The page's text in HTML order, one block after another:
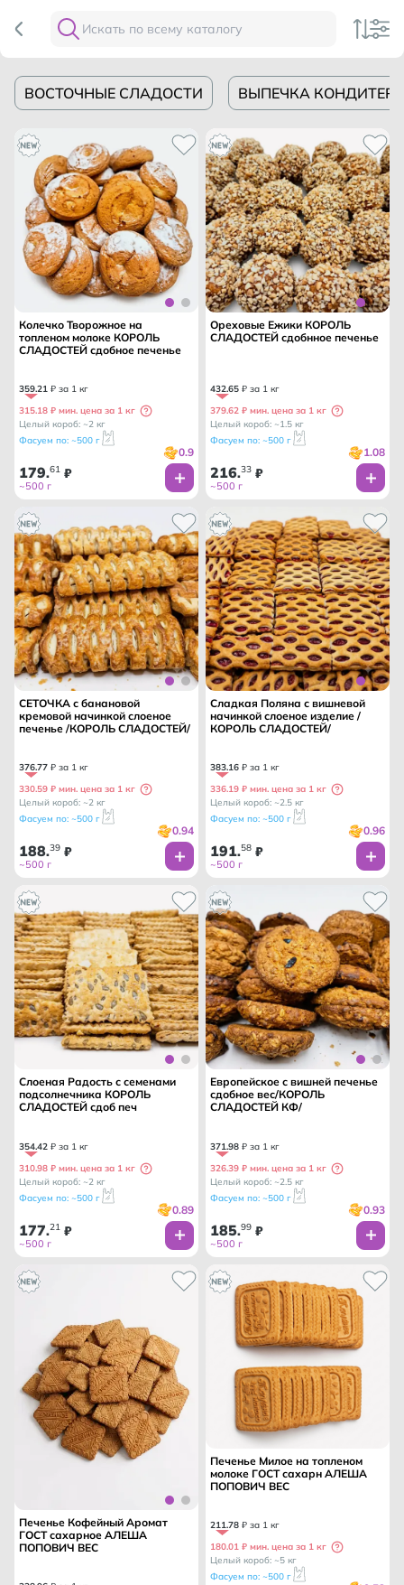
ВОСТОЧНЫЕ СЛАДОСТИ ВЫПЕЧКА
Колечко Творожное на
топленом молоке КОРОЛЬ
СЛАДОСТЕЙ сдобное печенье
359.21 ₽ за 1 кг
315.18 ₽ мин. цена за 1 кг
Целый короб: ~2 кг
Фасуем по: ~500 г
0.9
179.61 ₽
~500 г
Ореховые Ежики КОРОЛЬ
СЛАДОСТЕЙ сдобнное печенье
432.65 ₽ за 1 кг
379.62 ₽ мин. цена за 1 кг
Целый короб: ~1.5 кг
Фасуем по: ~500 г
1.08
216.33 ₽
~500 г
СЕТОЧКА с банановой
кремовой начинкой слоеное
печенье /КОРОЛЬ СЛАДОСТЕЙ/
376.77 ₽ за 1 кг
330.59 ₽ мин. цена за 1 кг
Целый короб: ~2 кг
Фасуем по: ~500 г
0.94
188.39 ₽
~500 г
Сладкая Поляна с вишневой
начинкой слоеное изделие /
КОРОЛЬ СЛАДОСТЕЙ/
383.16 ₽ за 1 кг
336.19 ₽ мин. цена за 1 кг
Целый короб: ~2.5 кг
Фасуем по: ~500 г
0.96
191.58 ₽
~500 г
Слоеная Радость с семенами
подсолнечника КОРОЛЬ
СЛАДОСТЕЙ сдоб печ
354.42 ₽ за 1 кг
310.98 ₽ мин. цена за 1 кг
Целый короб: ~2 кг
Фасуем по: ~500 г
0.89
177.21 ₽
~500 г
Европейское с вишней печенье
сдобное вес/КОРОЛЬ
СЛАДОСТЕЙ КФ/
371.98 ₽ за 1 кг
326.39 ₽ мин. цена за 1 кг
Целый короб: ~2.5 кг
Фасуем по: ~500 г
0.93
185.99 ₽
~500 г
Печенье Кофейный Аромат
ГОСТ сахарное АЛЕША
ПОПОВИЧ ВЕС
Печенье Милое на топленом
молоке ГОСТ сахарн АЛЕША
ПОПОВИЧ ВЕС
211.78 ₽ за 1 кг
180.01 ₽ мин. цена за 1 кг
Целый короб: ~5 кг
Фасуем по: ~500 г